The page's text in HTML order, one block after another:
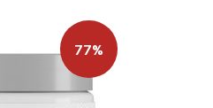
77%